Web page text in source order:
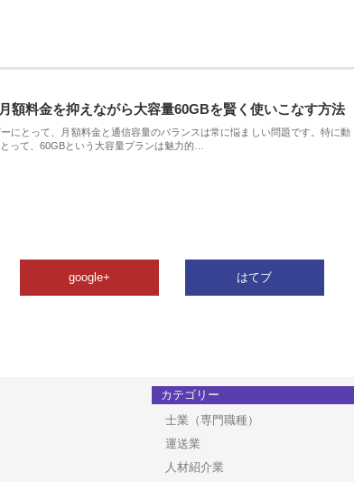
額料金を抑えながら大容量60GBを賢く使いこなす方法
にとって、月額料金と通信容量のバランスは常に悩ましい問題です。特に動
って、60GBという大容量プランは魅力的…
google+ はてブ
カテゴリー
士業（専門職種）
運送業
人材紹介業